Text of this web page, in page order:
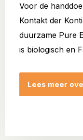
Voor de
Kontakt der
duurzame Pure
is biologisch en
Lees meer